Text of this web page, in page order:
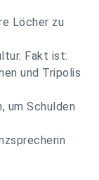
Löcher zu
Fakt ist:
und Tripolis
um Schulden